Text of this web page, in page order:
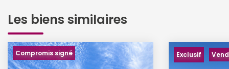
Les biens similaires
Compromis signé Exclusif